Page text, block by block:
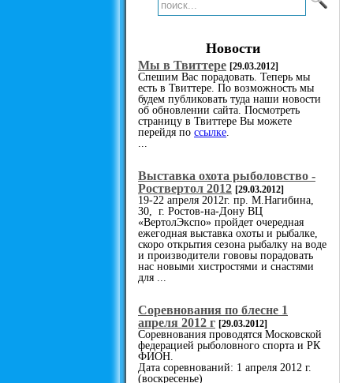
Новости
Мы в Твиттере [29.03.2012]
Спешим Вас порадовать. Теперь мы
есть в Твиттере. По возможность мы
будем публиковать туда наши новости
об обновлении сайта. Посмотреть
страницу в Твиттере Вы можете
перейдя по ссылке
Выставка охота рыболовство -
Роствертол 2012 [29.03.2012]
19-22 апреля 2012г. пр. М.Нагибина,
30, г. Ростов-на-Дону ВЦ
«ВертолЭкспо» пройдет очередная
ежегодная выставка охоты и рыбалке,
скоро открытия сезона рыбалку на воде
и производители гововы порадовать
нас новыми хистростями и снастями
для ...
Cоревнования по блесне 1
апреля 2012 г [29.03.2012]
Соревнования проводятся Московской
федерацией рыболовного спорта и РК
ФИОН.
Дата соревнований: 1 апреля 2012 г.
(воскресенье)